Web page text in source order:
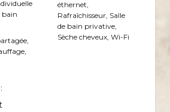
bain
,
,
éthernet,
Rafraîchisseur, Salle
de bain privative,
Sèche cheveux, Wi-Fi